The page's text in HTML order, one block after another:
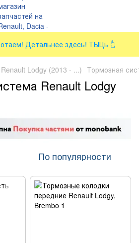
Детальнее здесь! ТЫЦь 👆
Renault Lodgy (2013 - ...) Тормозная
Renault Lodgy
По популярности